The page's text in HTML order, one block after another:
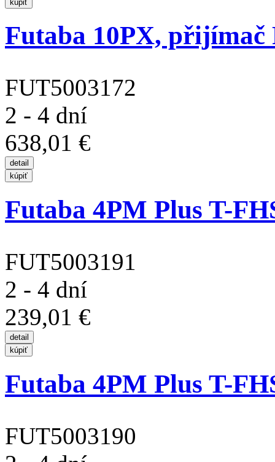
Futaba 10PX, přijímač
FUT5003172
2 - 4 dní
638,01 €
Futaba 4PM Plus T-
FUT5003191
2 - 4 dní
239,01 €
Futaba 4PM Plus T-
FUT5003190